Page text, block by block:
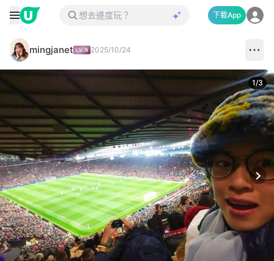
下載App
mingjanet 2025/10/24
1/3